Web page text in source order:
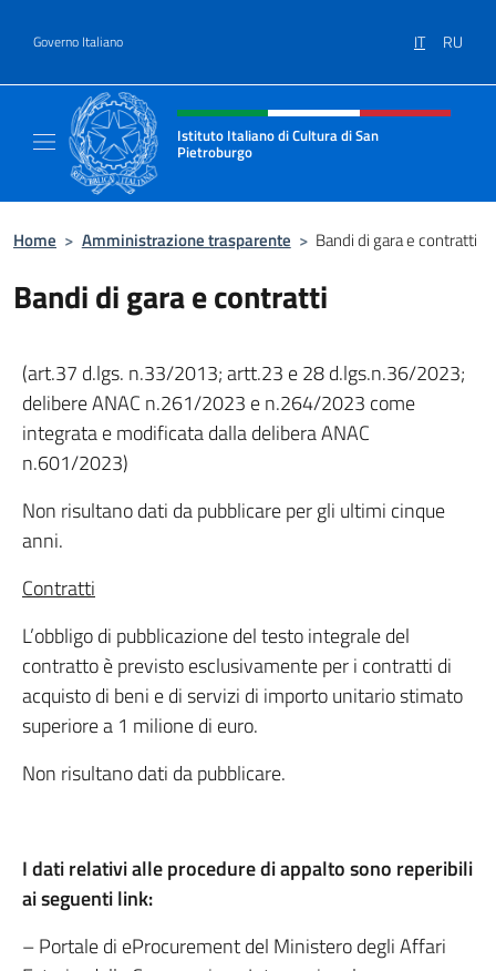
Governo Italiano IT RU
Intestazione sito, social e menù
Istituto Italiano di Cultura di San
Pietroburgo
Home > Amministrazione trasparente > Bandi di gara e contratti
Bandi di gara e contratti
(art.37 d.lgs. n.33/2013; artt.23 e 28 d.lgs.n.36/2023;
delibere ANAC n.261/2023 e n.264/2023 come
integrata e modificata dalla delibera ANAC
n.601/2023)
Non risultano dati da pubblicare per gli ultimi cinque
anni.
Contratti
L’obbligo di pubblicazione del testo integrale del
contratto è previsto esclusivamente per i contratti di
acquisto di beni e di servizi di importo unitario stimato
superiore a 1 milione di euro.
Non risultano dati da pubblicare.
I dati relativi alle procedure di appalto sono reperibili
ai seguenti link:
– Portale di eProcurement del Ministero degli Affari